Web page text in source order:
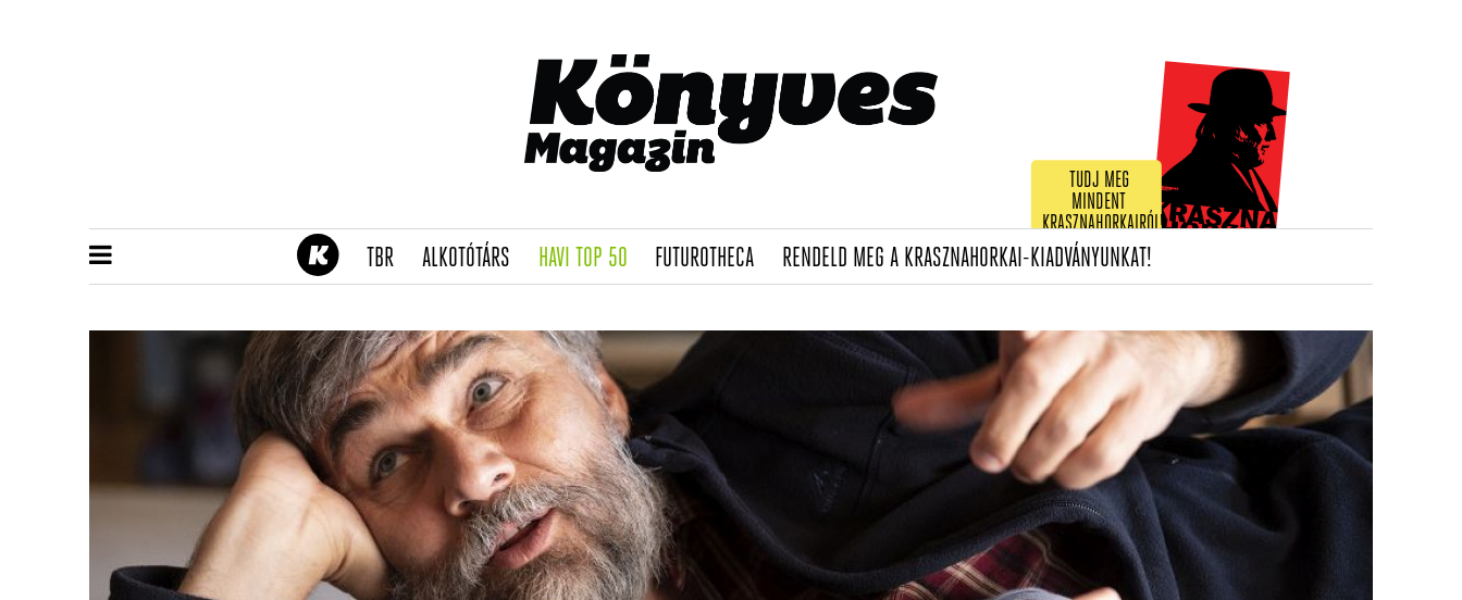
TUDJ MEG
MINDENT
KRASZNAHORKAIRÓL!
TBR(CURRENT)
ALKOTÓTÁRS(CURRENT)
HAVI TOP 50(CURRENT)
FUTUROTHECA(CURRENT)
RENDELD MEG A KRASZNAHORKAI-KIADVÁNYUNKAT!(CURRENT)